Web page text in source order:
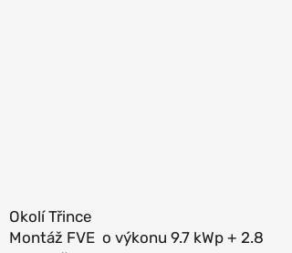
Okolí Třince
Montáž FVE o výkonu 9.7 kWp + 2.8